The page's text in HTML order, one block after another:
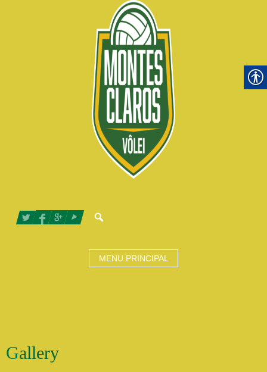
MENU PRINCIPAL
Gallery